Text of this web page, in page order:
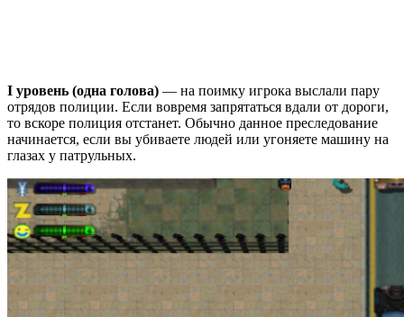
I уровень (одна голова) — на поимку игрока выслали пару
отрядов полиции. Если вовремя запрятаться вдали от дороги,
то вскоре полиция отстанет. Обычно данное преследование
начинается, если вы убиваете людей или угоняете машину на
глазах у патрульных.